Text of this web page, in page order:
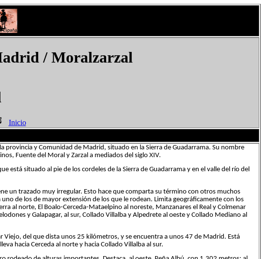
/ Moralzarzal
Inicio
provincia y Comunidad de Madrid, situado en la Sierra de Guadarrama. Su nombre
Fuente del Moral y Zarzal a mediados del siglo XIV.
está situado al pie de los cordeles de la Sierra de Guadarrama y en el valle del río del
un trazado muy irregular. Esto hace que comparta su término con otros muchos
uno de los de mayor extensión de los que le rodean. Limita geográficamente con los
al norte, El Boalo-Cerceda-Mataelpino al noreste, Manzanares el Real y Colmenar
y Galapagar, al sur, Collado Villalba y Alpedrete al oeste y Collado Mediano al
Viejo, del que dista unos 25 kilómetros, y se encuentra a unos 47 de Madrid. Está
hacia Cerceda al norte y hacia Collado Villalba al sur.